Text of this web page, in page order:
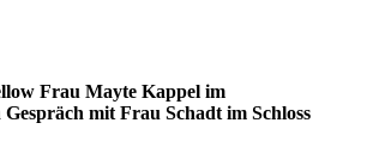
Frau Mayte Kappel im
mit Frau Schadt im Schloss